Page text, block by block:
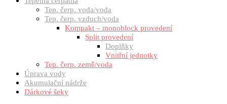
Tep. čerp. voda/voda
Tep. čerp. vzduch/voda
Kompakt – monoblock provedení
Split provedení
Doplňky
Vnitřní jednotky
Tep. čerp. země/voda
Úprava vody
Akumulační nádrže
Dárkové šeky